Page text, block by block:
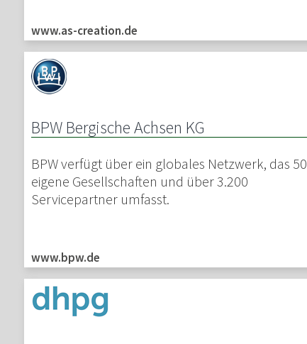
www.as-creation.de
BPW Bergische Achsen KG
BPW verfügt über ein globales Netzwerk, das 50
eigene Gesellschaften und über 3.200
Servicepartner umfasst.
www.bpw.de